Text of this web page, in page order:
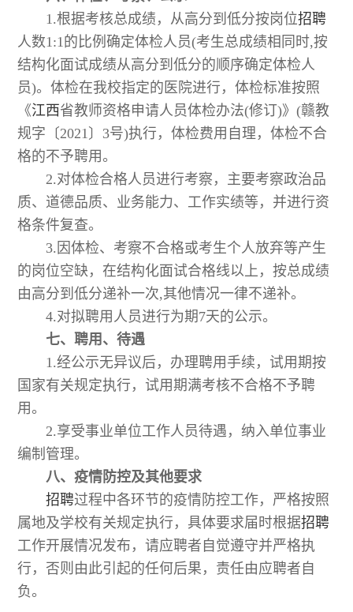
1.根据考核总成绩，从高分到低分按岗位招聘
人数1:1的比例确定体检人员(考生总成绩相同时,按
结构化面试成绩从高分到低分的顺序确定体检人
员)。体检在我校指定的医院进行，体检标准按照
《江西省教师资格申请人员体检办法(修订)》(赣教
规字〔2021〕3号)执行，体检费用自理，体检不合
格的不予聘用。
2.对体检合格人员进行考察，主要考察政治品
质、道德品质、业务能力、工作实绩等，并进行资
格条件复查。
3.因体检、考察不合格或考生个人放弃等产生
的岗位空缺，在结构化面试合格线以上，按总成绩
由高分到低分递补一次,其他情况一律不递补。
4.对拟聘用人员进行为期7天的公示。
七、聘用、待遇
1.经公示无异议后，办理聘用手续，试用期按
国家有关规定执行，试用期满考核不合格不予聘
用。
2.享受事业单位工作人员待遇，纳入单位事业
编制管理。
八、疫情防控及其他要求
招聘过程中各环节的疫情防控工作，严格按照
属地及学校有关规定执行，具体要求届时根据招聘
工作开展情况发布，请应聘者自觉遵守并严格执
行，否则由此引起的任何后果，责任由应聘者自
负。